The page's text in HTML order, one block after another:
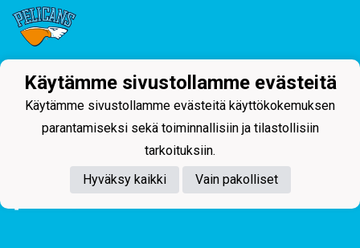
Tietosuojaseloste
Junior-Pelicans ry
Svinhufvudinkatu 29, 15110 Lahti
044 255 1975 toimisto@juniorpelicans.fi
Toimisto avoinna ma-pe klo 9-15
Käytämme sivustollamme evästeitä
Käytämme sivustollamme evästeitä käyttökokemuksen
parantamiseksi sekä toiminnallisiin ja tilastollisiin
tarkoituksiin.
Hyväksy kaikki
Vain pakolliset